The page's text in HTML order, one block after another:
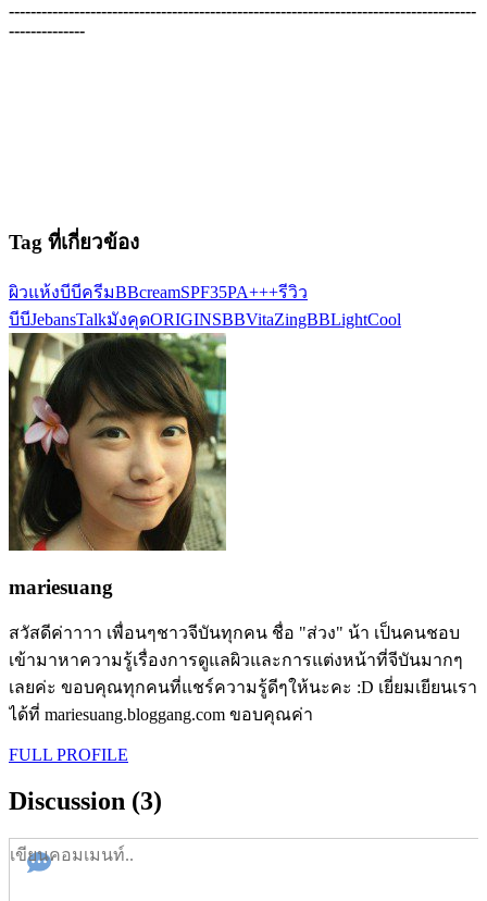
--------------------------------------------------------------------------------------
--------------
Tag ที่เกี่ยวข้อง
ผิวแห้งบีบีครีมBBcreamSPF35PA+++รีวิว
บีบีJebansTalkมังคุดORIGINSBBVitaZingBBLightCool
mariesuang
สวัสดีค่าาาา เพื่อนๆชาวจีบันทุกคน ชื่อ "ส่วง" น้า เป็นคนชอบ
เข้ามาหาความรู้เรื่องการดูแลผิวและการแต่งหน้าที่จีบันมากๆ
เลยค่ะ ขอบคุณทุกคนที่แชร์ความรู้ดีๆให้นะคะ :D เยี่ยมเยียนเรา
ได้ที่ mariesuang.bloggang.com ขอบคุณค่า
FULL PROFILE
Discussion (3)